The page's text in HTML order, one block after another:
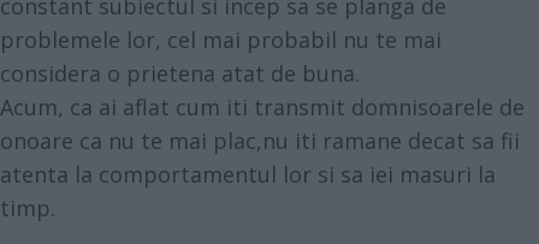
constant subiectul si incep sa se planga de
problemele lor, cel mai probabil nu te mai
considera o prietena atat de buna.
Acum, ca ai aflat cum iti transmit domnisoarele de
onoare ca nu te mai plac,nu iti ramane decat sa fii
atenta la comportamentul lor si sa iei masuri la
timp.